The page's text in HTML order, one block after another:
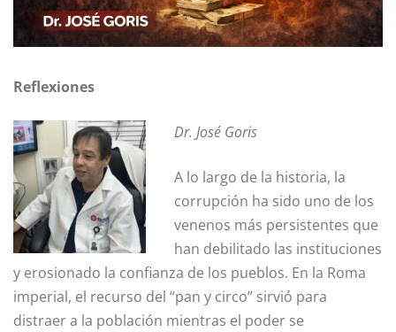
Reflexiones
Dr. José Goris
A lo largo de la historia, la
corrupción ha sido uno de los
venenos más persistentes que
han debilitado las instituciones
y erosionado la confianza de los pueblos. En la Roma
imperial, el recurso del “pan y circo” sirvió para
distraer a la población mientras el poder se